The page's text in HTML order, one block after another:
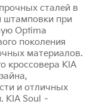
сталей в
штамповки при
Optima
поколения
материалов.
кроссовера KIA
и отличных
KIA Soul –